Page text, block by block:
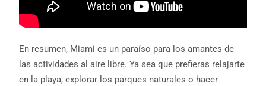
En resumen, Miami es un paraíso para los amantes de
las actividades al aire libre. Ya sea que prefieras relajarte
en la playa, explorar los parques naturales o hacer